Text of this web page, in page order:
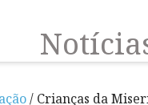
/ Crianças da